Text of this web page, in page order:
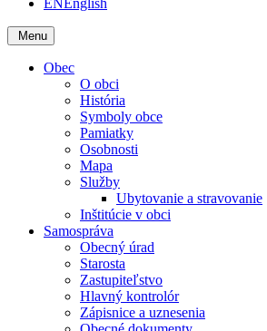
ENEnglish
Menu
Obec
O obci
História
Symboly obce
Pamiatky
Osobnosti
Mapa
Služby
Ubytovanie a stravovanie
Inštitúcie v obci
Samospráva
Obecný úrad
Starosta
Zastupiteľstvo
Hlavný kontrolór
Zápisnice a uznesenia